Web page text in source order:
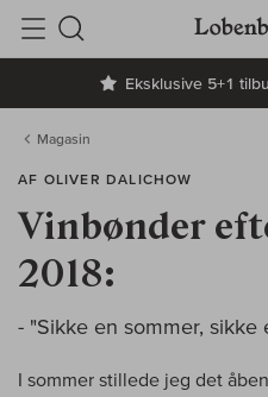
Eksklusive 5+1
Søg
Magasin
AF OLIVER DALICHOW
Vinbønder
2018:
- "Sikke en sommer, sikke
I sommer stillede jeg det